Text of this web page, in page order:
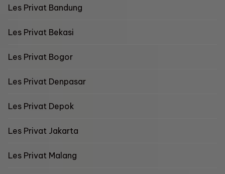
Les Privat Bandung
Les Privat Bekasi
Les Privat Bogor
Les Privat Denpasar
Les Privat Depok
Les Privat Jakarta
Les Privat Malang